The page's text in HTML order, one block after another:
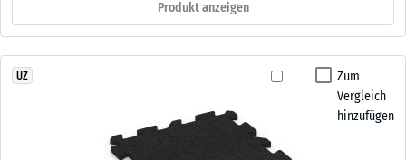
Produkt anzeigen
Zum
Vergleich
hinzufügen
UZ